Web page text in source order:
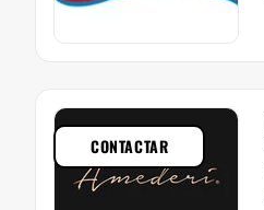
CONTACTAR